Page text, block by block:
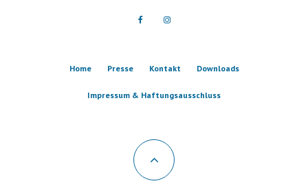
Home Presse Kontakt Downloads
Impressum & Haftungsausschluss